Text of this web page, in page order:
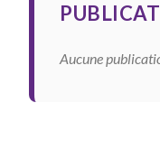
Aucune